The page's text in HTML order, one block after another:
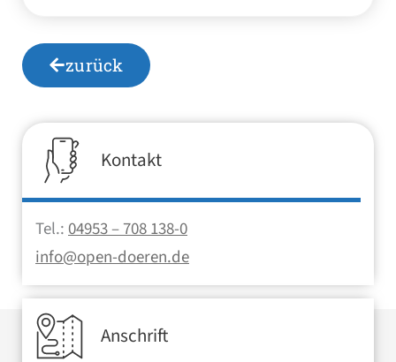
zurück
Kontakt
Tel.:04953 – 708 138-0
info@open-doeren.de
Anschrift